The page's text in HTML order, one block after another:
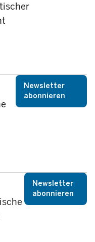
Newsletter
abonnieren
Newsletter
abonnieren